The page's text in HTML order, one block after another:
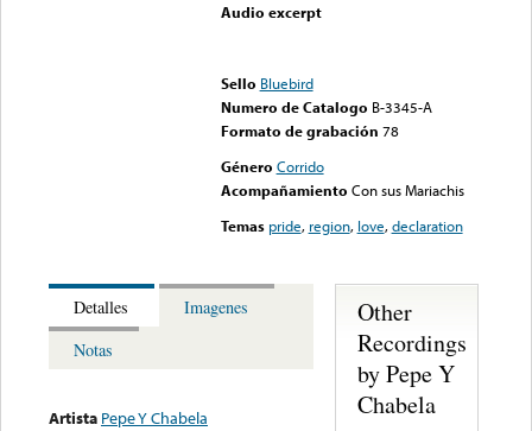
Audio excerpt
Sello Bluebird
Numero de Catalogo B-3345-A
Formato de grabación 78
Género Corrido
Acompañamiento Con sus Mariachis
Temas pride, region, love,declaration
Detalles
Imagenes
Notas
Artista Pepe Y Chabela
Other
Recordings
by Pepe Y
Chabela